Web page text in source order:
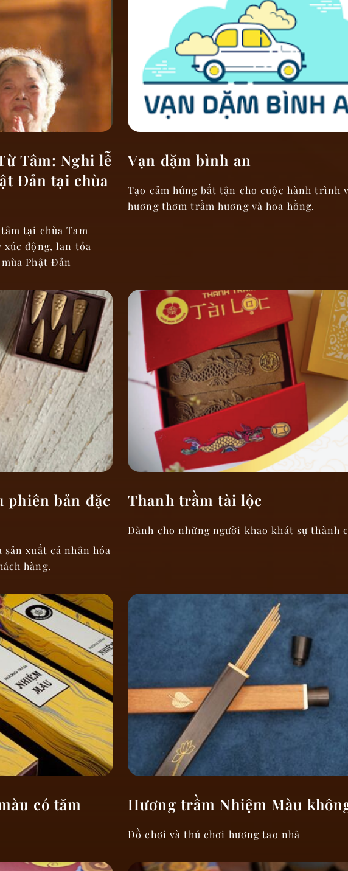
Tâm: Nghi lễ
Đản tại chùa
tại chùa Tam
động, lan tỏa
Phật Đản
Vạn dặm bình an
Tạo cảm hứng bất tận cho cuộc hành trình
hương thơm trầm hương và hoa hồng.
phiên bản đặc
xuất cá nhân hóa
hàng.
Thanh trầm tài lộc
Dành cho những người khao khát sự thành
có tăm Hương trầm Nhiệm Màu
Đồ chơi và thú chơi hương tao nhã